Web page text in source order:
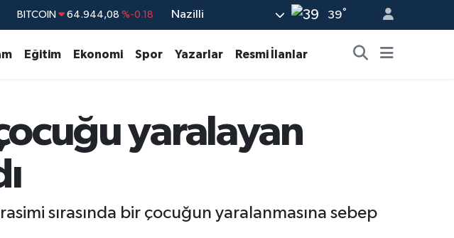
DOLAR 47,7436 %0.18
BİST100
BITCOIN 64.944,08 %-0.18
Nazilli 39°
Eğitim Ekonomi Spor Yazarlar Resmi İlanlar
yaralayan
sırasında bir çocuğun yaralanmasına sebep